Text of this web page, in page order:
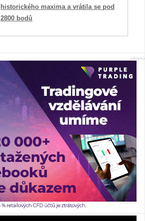
historického maxima a vrátila se pod
2800 bodů
reklama